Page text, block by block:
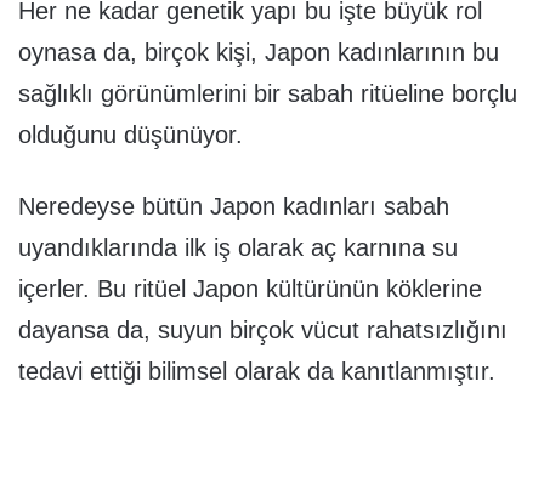
Her ne kadar genetik yapı bu işte büyük rol
oynasa da, birçok kişi, Japon kadınlarının bu
sağlıklı görünümlerini bir sabah ritüeline borçlu
olduğunu düşünüyor.
Neredeyse bütün Japon kadınları sabah
uyandıklarında ilk iş olarak aç karnına su
içerler. Bu ritüel Japon kültürünün köklerine
dayansa da, suyun birçok vücut rahatsızlığını
tedavi ettiği bilimsel olarak da kanıtlanmıştır.